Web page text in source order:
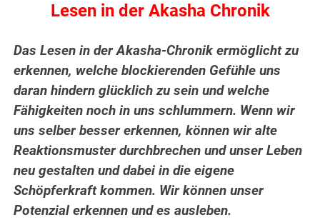
Lesen in der Akasha Chronik
Das Lesen in der Akasha-Chronik ermöglicht zu
erkennen, welche blockierenden Gefühle uns
daran hindern glücklich zu sein und welche
Fähigkeiten noch in uns schlummern. Wenn wir
uns selber besser erkennen, können wir alte
Reaktionsmuster durchbrechen und unser Leben
neu gestalten und dabei in die eigene
Schöpferkraft kommen. Wir können unser
Potenzial erkennen und es ausleben.